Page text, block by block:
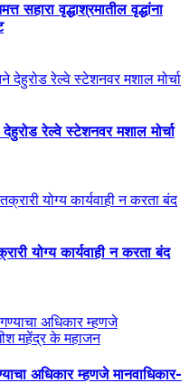
सहारा वृद्धाश्रमातील वृद्धांना
रेल्वे स्टेशनवर मशाल मोर्चा
योग्य कार्यवाही न करता बंद
अधिकार म्हणजे मानवाधिकार-